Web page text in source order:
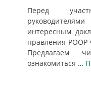
Перед
интересным
правления РООР
Предлагаем
ознакомиться …